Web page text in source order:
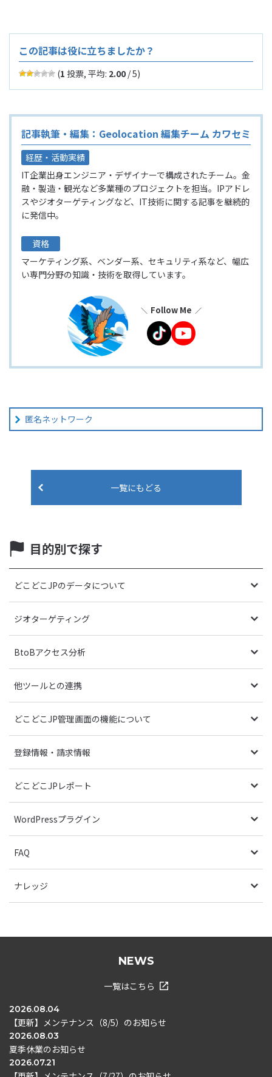
この記事は役に立ちましたか？
(1 投票, 平均: 2.00 / 5)
記事執筆・編集：Geolocation 編集チーム カワセミ
経歴・活動実績
IT企業出身エンジニア・デザイナーで構成されたチーム。金
融・製造・観光など多業種のプロジェクトを担当。IPアドレ
スやジオターゲティングなど、IT技術に関する記事を継続的
に発信中。
資格
マーケティング系、ベンダー系、セキュリティ系など、幅広
い専門分野の知識・技術を取得しています。
Follow Me
匿名ネットワーク
一覧にもどる
目的別で探す
どこどこJPのデータについて
ジオターゲティング
BtoBアクセス分析
他ツールとの連携
どこどこJP管理画面の機能について
登録情報・請求情報
どこどこJPレポート
WordPressプラグイン
FAQ
ナレッジ
NEWS
一覧はこちら
2026.08.04
【更新】メンテナンス（8/5）のお知らせ
2026.08.03
夏季休業のお知らせ
2026.07.21